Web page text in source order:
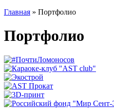
Главная » Портфолио
Портфолио